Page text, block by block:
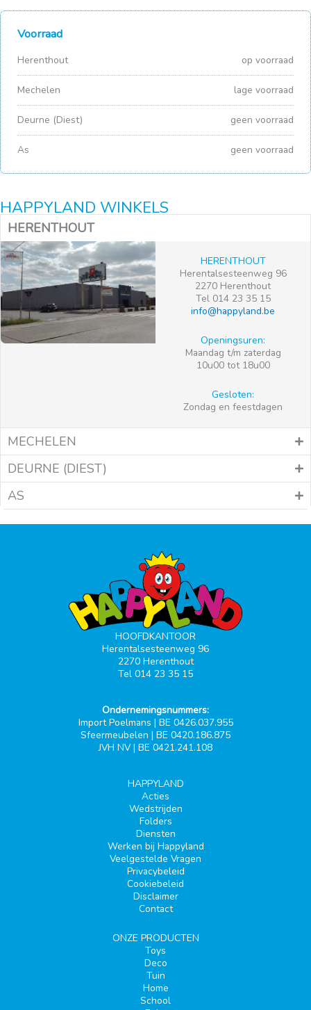
Voorraad
Herenthout op voorraad
Mechelen lage voorraad
Deurne (Diest) geen voorraad
As geen voorraad
HAPPYLAND WINKELS
HERENTHOUT
HERENTHOUT
Herentalsesteenweg 96
2270 Herenthout
Tel 014 23 35 15
info@happyland.be
Openingsuren:
Maandag t/m zaterdag
10u00 tot 18u00
Gesloten:
Zondag en feestdagen
MECHELEN
DEURNE (DIEST)
AS
HOOFDKANTOOR
Herentalsesteenweg 96
2270 Herenthout
Tel 014 23 35 15
Ondernemingsnummers:
Import Poelmans | BE 0426.037.955
Sfeermeubelen | BE 0420.186.875
JVH NV | BE 0421.241.108
HAPPYLAND
Acties
Wedstrijden
Folders
Diensten
Werken bij Happyland
Veelgestelde Vragen
Privacybeleid
Cookiebeleid
Disclaimer
Contact
ONZE PRODUCTEN
Toys
Deco
Tuin
Home
School